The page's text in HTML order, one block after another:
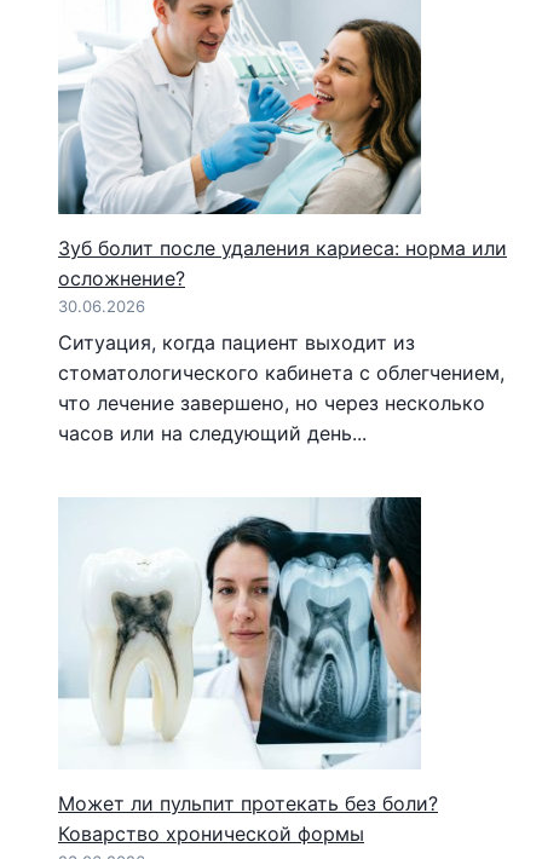
Зуб болит после удаления кариеса: норма или
осложнение?
30.06.2026
Ситуация, когда пациент выходит из
стоматологического кабинета с облегчением,
что лечение завершено, но через несколько
часов или на следующий день...
Может ли пульпит протекать без боли?
Коварство хронической формы